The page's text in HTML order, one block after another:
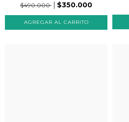
$490.000
$350.000